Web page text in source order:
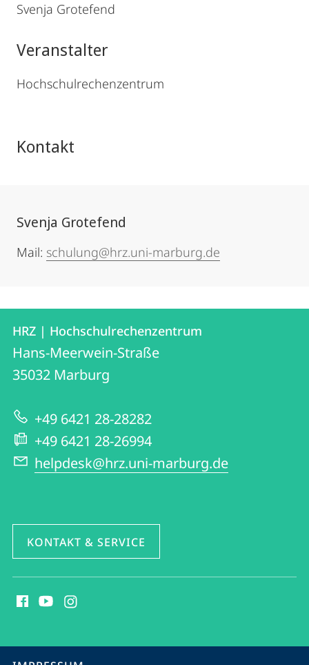
Svenja Grotefend
Veranstalter
Hochschulrechenzentrum
Kontakt
Svenja Grotefend
Mail: schulung@hrz.uni-marburg.de
Kontakt
und
Informationen
zur
Website
Kontaktinformationen
HRZ
|
Hochschulrechenzentrum
HRZ | Hochschulrechenzentrum
Hans-Meerwein-Straße
35032 Marburg
+49 6421 28-28282
+49 6421 28-26994
helpdesk@hrz.uni-marburg.de
KONTAKT & SERVICE
Media